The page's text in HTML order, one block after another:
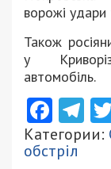
ворожі удари
Також
у
автомобіль.
Категории:
обстріл